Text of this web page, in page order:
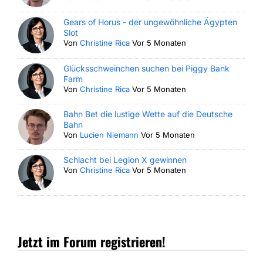
Gears of Horus - der ungewöhnliche Ägypten
Slot
VonChristine Rica Vor 5 Monaten
Glücksschweinchen suchen bei Piggy Bank
Farm
VonChristine Rica Vor 5 Monaten
Bahn Bet die lustige Wette auf die Deutsche
Bahn
Von Lucien Niemann Vor 5 Monaten
Schlacht bei Legion X gewinnen
VonChristine Rica Vor 5 Monaten
Jetzt im Forum registrieren!